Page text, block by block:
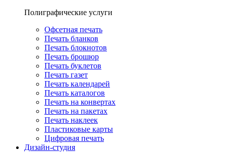
Полиграфические услуги
Офсетная печать
Печать бланков
Печать блокнотов
Печать брошюр
Печать буклетов
Печать газет
Печать календарей
Печать каталогов
Печать на конвертах
Печать на пакетах
Печать наклеек
Пластиковые карты
Цифровая печать
Дизайн-студия